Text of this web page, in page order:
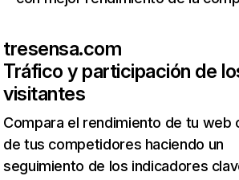
tresensa.com
Tráfico y participación de
visitantes
Compara el rendimiento de tu web
de tus competidores haciendo un
seguimiento de los indicadores